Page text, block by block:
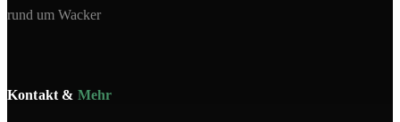
rund um Wacker
Kontakt & Mehr